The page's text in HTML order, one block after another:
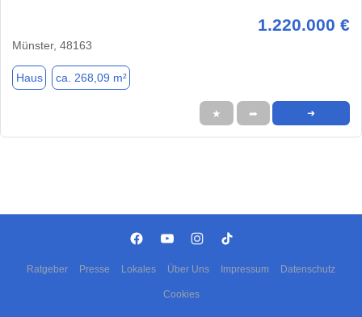
1.220.000 €
Münster, 48163
Haus ca. 268,09 m²
★ ➦ ➜
Ratgeber Presse Lokales Über Uns Impressum Datenschutz
Cookies